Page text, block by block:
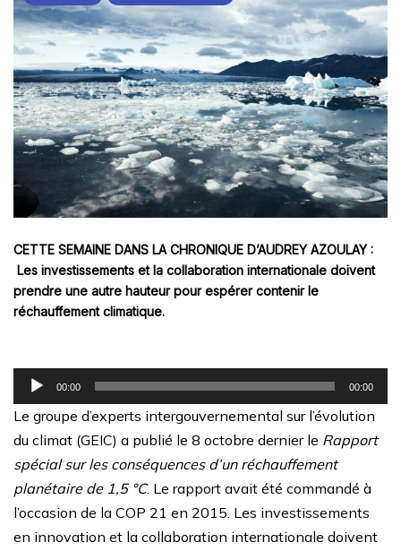
CETTE SEMAINE DANS LA CHRONIQUE D’AUDREY AZOULAY :
Les investissements et la collaboration internationale doivent
prendre une autre hauteur pour espérer contenir le
réchauffement climatique.
Lecteur
audio
00:00 00:00
Le groupe d’experts intergouvernemental sur l’évolution
du climat (GEIC) a publié le 8 octobre dernier le Rapport
spécial sur les conséquences d’un réchauffement
planétaire de 1,5 °C. Le rapport avait été commandé à
l’occasion de la COP 21 en 2015. Les investissements
en innovation et la collaboration internationale doivent